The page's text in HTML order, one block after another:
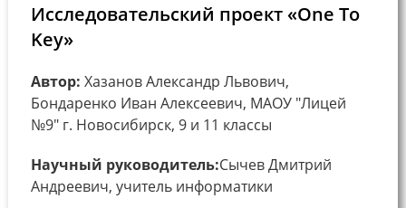
Исследовательский проект «One To
Key»
Автор: Хазанов Александр Львович,
Бондаренко Иван Алексеевич, МАОУ "Лицей
№9" г. Новосибирск, 9 и 11 классы
Научный руководитель:Сычев Дмитрий
Андреевич, учитель информатики